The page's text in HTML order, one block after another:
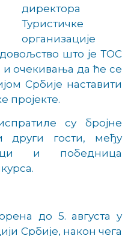
директора
Туристичке
организације
што је ТОС
очекивања да ће се
Србије наставити
пројекте.
су бројне
други гости, међу
и победница
до 5. августа у
Србије, након чега